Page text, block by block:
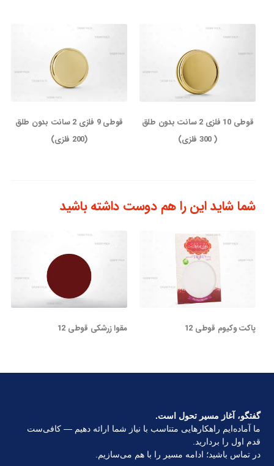
قوطی 10 فلزی 2 سانت بدون طلق
( 300 فلزی)
قوطی 9 فلزی 2 سانت بدون طلق
(200 فلزی)
شما شاید این را هم دوست داشته باشید
پاکت وکیوم قوطی 12 مقوا زرشکی قوطی 12
گفتگو، آغاز مسیر تحول است.
ما آماده‌ایم راهکارهایی متناسب با نیاز شما ارائه دهیم — کافی‌ست
قدم اول را بردارید.
در تماس باشید؛ ادامه مسیر را با هم می‌سازیم.